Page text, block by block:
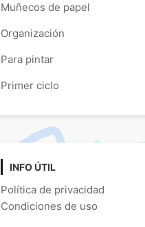
Muñecos de papel
Organización
Para pintar
Primer ciclo
INFO ÚTIL
Política de privacidad
Condiciones de uso